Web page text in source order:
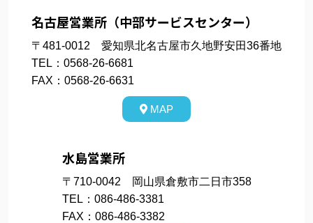
名古屋営業所（中部サービスセンター）
〒481-0012 愛知県北名古屋市久地野安田36番地
TEL：0568-26-6681
FAX：0568-26-6631
MAP
水島営業所
〒710-0042 岡山県倉敷市二日市358
TEL：086-486-3381
FAX：086-486-3382